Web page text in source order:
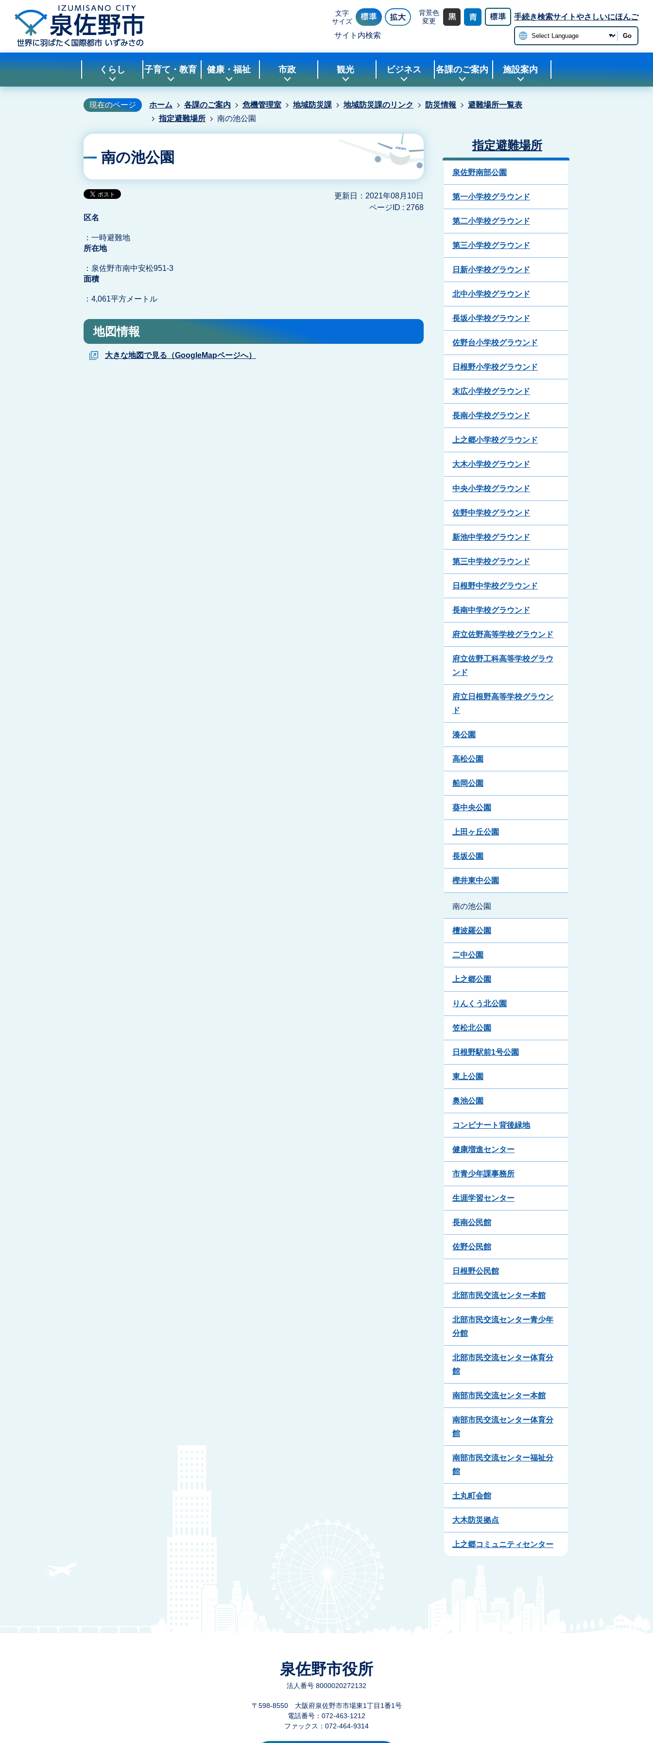
文字
サイズ
背景色
変更
手続き検索サイトやさしいにほんご
サイト内検索 Go
くらし 子育て・教育 健康・福祉 市政 観光 ビジネス 各課のご案内 施設案内
現在のページ ホーム 各課のご案内 危機管理室 地域防災課 地域防災課のリンク 防災情報
避難場所一覧表
指定避難場所
南の池公園
南の池公園
更新日：2021年08月10日
ページID : 2768
区名
：一時避難地
所在地
：泉佐野市南中安松951-3
面積
：4,061平方メートル
地図情報
大きな地図で見る（GoogleMapページへ）
指定避難場所
泉佐野南部公園
第一小学校グラウンド
第二小学校グラウンド
第三小学校グラウンド
日新小学校グラウンド
北中小学校グラウンド
長坂小学校グラウンド
佐野台小学校グラウンド
日根野小学校グラウンド
末広小学校グラウンド
長南小学校グラウンド
上之郷小学校グラウンド
大木小学校グラウンド
中央小学校グラウンド
佐野中学校グラウンド
新池中学校グラウンド
第三中学校グラウンド
日根野中学校グラウンド
長南中学校グラウンド
府立佐野高等学校グラウンド
府立佐野工科高等学校グラウ
ンド
府立日根野高等学校グラウン
ド
湊公園
高松公園
船岡公園
葵中央公園
上田ヶ丘公園
長坂公園
樫井東中公園
南の池公園
檀波羅公園
二中公園
上之郷公園
りんくう北公園
笠松北公園
日根野駅前1号公園
東上公園
奥池公園
コンビナート背後緑地
健康増進センター
市青少年課事務所
生涯学習センター
長南公民館
佐野公民館
日根野公民館
北部市民交流センター本館
北部市民交流センター青少年
分館
北部市民交流センター体育分
館
南部市民交流センター本館
南部市民交流センター体育分
館
南部市民交流センター福祉分
館
土丸町会館
大木防災拠点
上之郷コミュニティセンター
泉佐野市役所
法人番号 8000020272132
〒598-8550 大阪府泉佐野市市場東1丁目1番1号
電話番号：072-463-1212
ファックス：072-464-9314